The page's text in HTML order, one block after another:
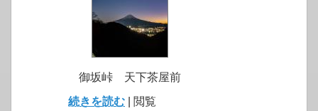
御坂峠 天下茶屋前
続きを読む | 閲覧